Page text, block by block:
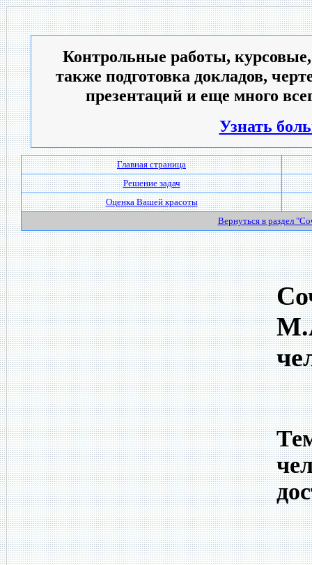
Контрольные работы,
также подготовка докладов,
презентаций и еще много
Узнать
Главная страница
Решение задач
Оценка Вашей красоты
Вернуться в раздел